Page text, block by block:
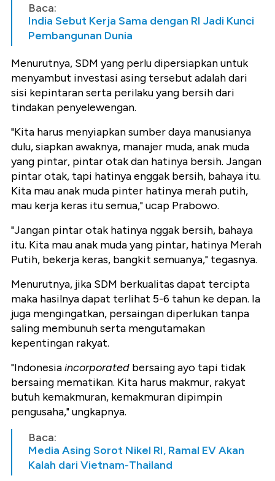
Baca:
India Sebut Kerja Sama dengan RI Jadi Kunci
Pembangunan Dunia
Menurutnya, SDM yang perlu dipersiapkan untuk
menyambut investasi asing tersebut adalah dari
sisi kepintaran serta perilaku yang bersih dari
tindakan penyelewengan.
"Kita harus menyiapkan sumber daya manusianya
dulu, siapkan awaknya, manajer muda, anak muda
yang pintar, pintar otak dan hatinya bersih. Jangan
pintar otak, tapi hatinya enggak bersih, bahaya itu.
Kita mau anak muda pinter hatinya merah putih,
mau kerja keras itu semua," ucap Prabowo.
"Jangan pintar otak hatinya nggak bersih, bahaya
itu. Kita mau anak muda yang pintar, hatinya Merah
Putih, bekerja keras, bangkit semuanya," tegasnya.
Menurutnya, jika SDM berkualitas dapat tercipta
maka hasilnya dapat terlihat 5-6 tahun ke depan. Ia
juga mengingatkan, persaingan diperlukan tanpa
saling membunuh serta mengutamakan
kepentingan rakyat.
"Indonesiaincorporated bersaing ayo tapi tidak
bersaing mematikan. Kita harus makmur, rakyat
butuh kemakmuran, kemakmuran dipimpin
pengusaha," ungkapnya.
Baca:
Media Asing Sorot Nikel RI, Ramal EV Akan
Kalah dari Vietnam-Thailand